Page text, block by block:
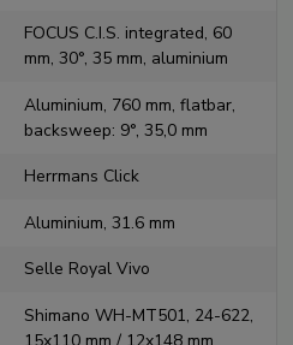
FOCUS C.I.S. integrated, 60
mm, 30°, 35 mm, aluminium
Aluminium, 760 mm, flatbar,
backsweep: 9°, 35,0 mm
Herrmans Click
Aluminium, 31.6 mm
Selle Royal Vivo
Shimano WH-MT501, 24-622,